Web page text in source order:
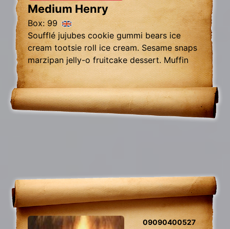
Medium Henry
Box: 99
Soufflé jujubes cookie gummi bears ice
cream tootsie roll ice cream. Sesame snaps
marzipan jelly-o fruitcake dessert. Muffin
muffin sesame snaps pastry cotton candy.
09090400527